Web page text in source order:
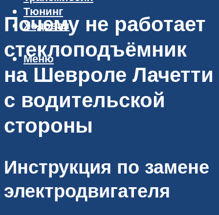
Тюнинг
Ходовая
Меню
Почему не работает
стеклоподъёмник
на Шевроле Лачетти
с водительской
стороны
Инструкция по замене
электродвигателя